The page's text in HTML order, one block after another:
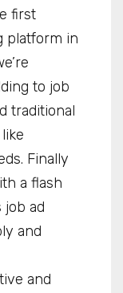
first
platform in
to job
traditional
Finally
a flash
job ad
and
and